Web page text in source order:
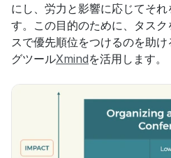
にし、労力と影響に応じてそ
す。この目的のために、タス
スで優先順位をつけるのを助
グツールXmindを活用します。